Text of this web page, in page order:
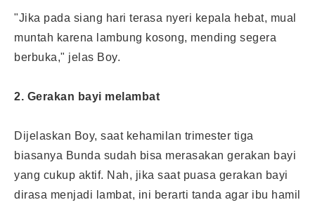
"Jika pada siang hari terasa nyeri kepala hebat, mual
muntah karena lambung kosong, mending segera
berbuka," jelas Boy.
2. Gerakan bayi melambat
Dijelaskan Boy, saat kehamilan trimester tiga
biasanya Bunda sudah bisa merasakan gerakan bayi
yang cukup aktif. Nah, jika saat puasa gerakan bayi
dirasa menjadi lambat, ini berarti tanda agar ibu hamil